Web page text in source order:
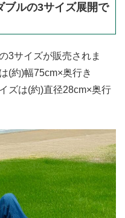
ブルの3サイズ展開で
3サイズが販売されま
(約)幅75cm×奥行き
ズは(約)直径28cm×奥行